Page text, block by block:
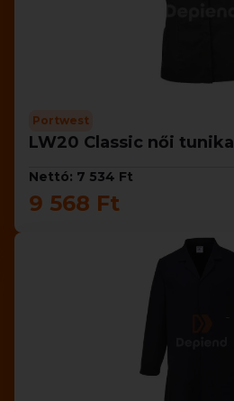
Portwest
LW20 Classic női tunika
Nettó: 7 534 Ft
9 568 Ft